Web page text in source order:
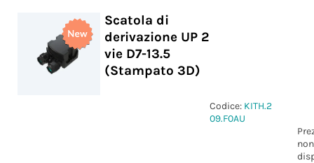
Scatola di
derivazione UP 2
vie D7-13.5
(Stampato 3D)
Codice: KITH.2
09.F0AU
non